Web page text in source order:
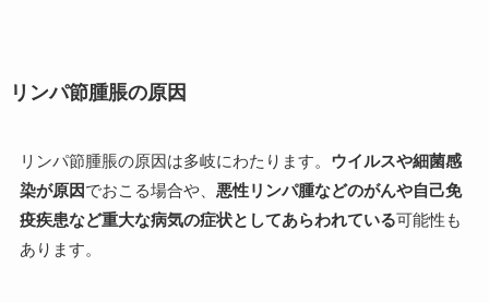
リンパ節腫脹の原因
リンパ節腫脹の原因は多岐にわたります。 ウイルスや細菌感
染が原因でおこる場合や、 悪性リンパ腫などのがんや自己免
疫疾患など重大な病気の症状としてあらわれている可能性も
あります。